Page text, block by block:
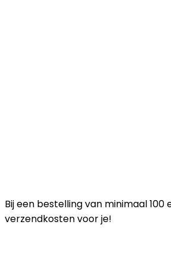
Bij een bestelling van minimaal 100
verzendkosten voor je!